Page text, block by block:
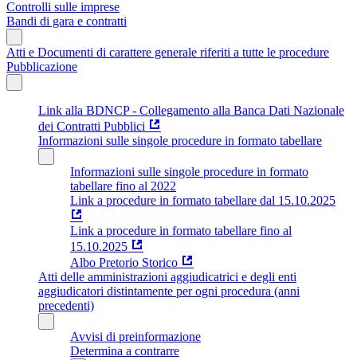
Controlli sulle imprese
Bandi di gara e contratti
Atti e Documenti di carattere generale riferiti a tutte le procedure
Pubblicazione
Link alla BDNCP - Collegamento alla Banca Dati Nazionale
dei Contratti Pubblici
Informazioni sulle singole procedure in formato tabellare
Informazioni sulle singole procedure in formato
tabellare fino al 2022
Link a procedure in formato tabellare dal 15.10.2025
Link a procedure in formato tabellare fino al
15.10.2025
Albo Pretorio Storico
Atti delle amministrazioni aggiudicatrici e degli enti
aggiudicatori distintamente per ogni procedura (anni
precedenti)
Avvisi di preinformazione
Determina a contrarre